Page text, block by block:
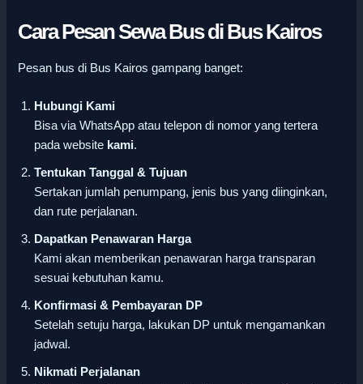
Cara Pesan Sewa Bus di Bus Kairos
Pesan bus di Bus Kairos gampang banget:
Hubungi Kami
Bisa via WhatsApp atau telepon di nomor yang tertera
pada website kami.
Tentukan Tanggal & Tujuan
Sertakan jumlah penumpang, jenis bus yang diinginkan,
dan rute perjalanan.
Dapatkan Penawaran Harga
Kami akan memberikan penawaran harga transparan
sesuai kebutuhan kamu.
Konfirmasi & Pembayaran DP
Setelah setuju harga, lakukan DP untuk mengamankan
jadwal.
Nikmati Perjalanan